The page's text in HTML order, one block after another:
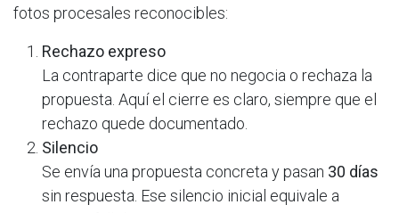
fotos procesales reconocibles:
Rechazo expreso
La contraparte dice que no negocia o rechaza la
propuesta. Aquí el cierre es claro, siempre que el
rechazo quede documentado.
Silencio
Se envía una propuesta concreta y pasan 30 días
sin respuesta. Ese silencio inicial equivale a